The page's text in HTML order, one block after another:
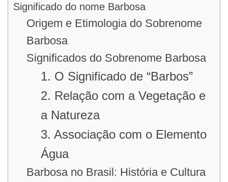
Significado do nome Barbosa
Origem e Etimologia do Sobrenome
Barbosa
Significados do Sobrenome Barbosa
1. O Significado de “Barbos”
2. Relação com a Vegetação e
a Natureza
3. Associação com o Elemento
Água
Barbosa no Brasil: História e Cultura